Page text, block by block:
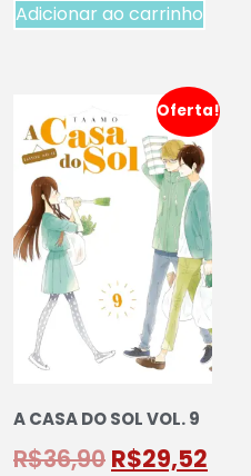
Adicionar ao carrinho
Oferta!
A CASA DO SOL VOL. 9
R$36,90 R$29,52